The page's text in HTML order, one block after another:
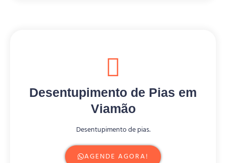
Desentupimento de Pias em
Viamão
Desentupimento de pias.
AGENDE AGORA!